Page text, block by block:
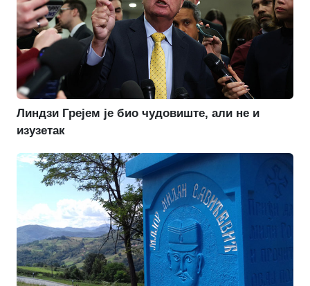
Линдзи Грејем је био чудовиште, али не и
изузетак